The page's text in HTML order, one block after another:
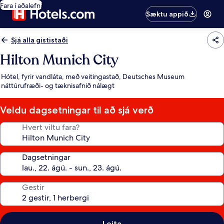
Fara í aðalefni
Sæktu appið
Sjá alla gististaði
Hilton Munich City
Hótel, fyrir vandláta, með veitingastað, Deutsches Museum
náttúrufræði- og tæknisafnið nálægt
Veldu dagsetningar til að sjá verð
Hvert viltu fara?
Dagsetningar
Gestir